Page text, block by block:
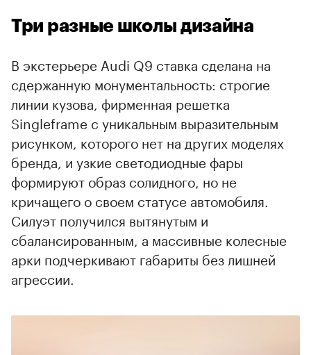
00:00 00:00
Три разные школы дизайна
В экстерьере Audi Q9 ставка сделана на
сдержанную монументальность: строгие
линии кузова, фирменная решетка
Singleframe с уникальным выразительным
рисунком, которого нет на других моделях
бренда, и узкие светодиодные фары
формируют образ солидного, но не
кричащего о своем статусе автомобиля.
Силуэт получился вытянутым и
сбалансированным, а массивные колесные
арки подчеркивают габариты без лишней
агрессии.